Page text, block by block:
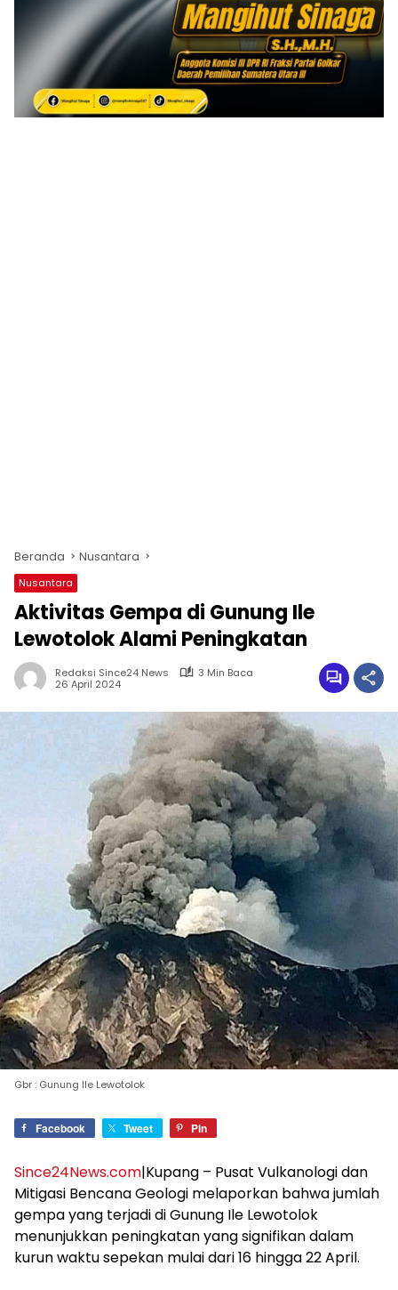
Beranda Nusantara
Nusantara
Aktivitas Gempa di Gunung Ile
Lewotolok Alami Peningkatan
Redaksi Since24 News
3 Min Baca
26 April 2024
Gbr : Gunung Ile Lewotolok
Facebook Tweet Pin
Since24News.com|Kupang – Pusat Vulkanologi dan
Mitigasi Bencana Geologi melaporkan bahwa jumlah
gempa yang terjadi di Gunung Ile Lewotolok
menunjukkan peningkatan yang signifikan dalam
kurun waktu sepekan mulai dari 16 hingga 22 April.